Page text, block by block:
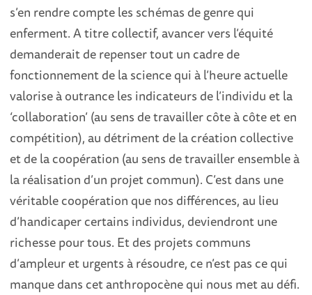
s’en rendre compte les schémas de genre qui
enferment. A titre collectif, avancer vers l’équité
demanderait de repenser tout un cadre de
fonctionnement de la science qui à l’heure actuelle
valorise à outrance les indicateurs de l’individu et la
‘collaboration’ (au sens de travailler côte à côte et en
compétition), au détriment de la création collective
et de la coopération (au sens de travailler ensemble à
la réalisation d’un projet commun). C’est dans une
véritable coopération que nos différences, au lieu
d’handicaper certains individus, deviendront une
richesse pour tous. Et des projets communs
d’ampleur et urgents à résoudre, ce n’est pas ce qui
manque dans cet anthropocène qui nous met au défi.